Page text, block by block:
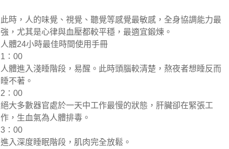
此時，人的味覺、視覺、聽覺等感覺最敏感，全身協調能力最
強，尤其是心律與血壓都較平穩，最適宜鍛煉。
人體24小時最佳時間使用手冊
1∶00
人體進入淺睡階段，易醒。此時頭腦較清楚，熬夜者想睡反而
睡不著。
2∶00
絕大多數器官處於一天中工作最慢的狀態，肝臟卻在緊張工
作，生血氣為人體排毒。
3∶00
進入深度睡眠階段，肌肉完全放鬆。